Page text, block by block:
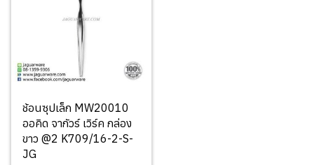
ช้อนซุปเล็ก MW20010
ออคิด จากัวร์ เวิร์ค กล่อง
ขาว @2 K709/16-2-S-
JG